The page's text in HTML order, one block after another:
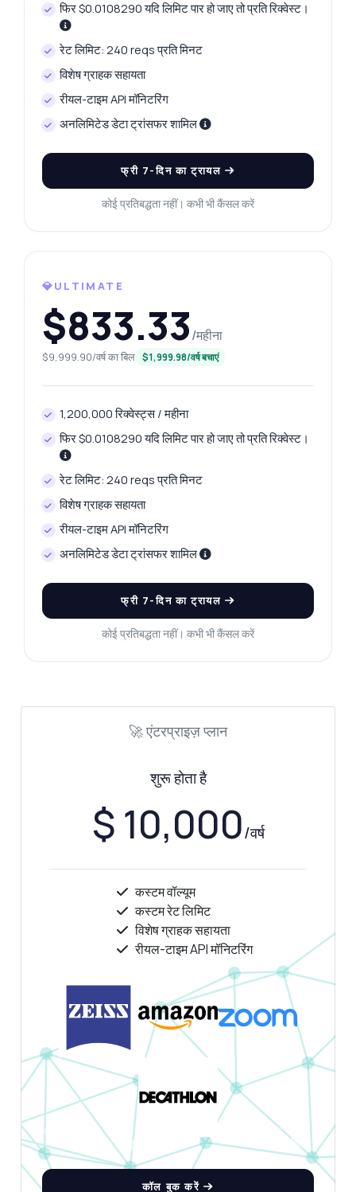
फिर $0.0108290 यदि लिमिट पार हो जाए तो प्रति रिक्वेस्ट।
रेट लिमिट: 240 reqs प्रति मिनट
विशेष ग्राहक सहायता
रीयल-टाइम API मॉनिटरिंग
अनलिमिटेड डेटा ट्रांसफर शामिल
फ्री 7-दिन का ट्रायल
कोई प्रतिबद्धता नहीं। कभी भी कैंसल करें
💎ULTIMATE
$833.33/महीना
$9,999.90/वर्ष का बिल $1,999.98/वर्ष बचाएं
1,200,000 रिक्वेस्ट्स / महीना
फिर $0.0108290 यदि लिमिट पार हो जाए तो प्रति रिक्वेस्ट।
रेट लिमिट: 240 reqs प्रति मिनट
विशेष ग्राहक सहायता
रीयल-टाइम API मॉनिटरिंग
अनलिमिटेड डेटा ट्रांसफर शामिल
फ्री 7-दिन का ट्रायल
कोई प्रतिबद्धता नहीं। कभी भी कैंसल करें
🚀 एंटरप्राइज़ प्लान
शुरू होता है
$ 10,000/वर्ष
कस्टम वॉल्यूम
कस्टम रेट लिमिट
विशेष ग्राहक सहायता
रीयल-टाइम API मॉनिटरिंग
कॉल बुक करें